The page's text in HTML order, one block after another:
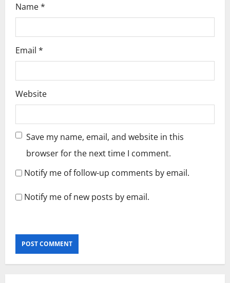
Name*
Email *
Website
Save my name, email, and website in this
browser for the next time I comment.
Notify me of follow-up comments by email.
Notify me of new posts by email.